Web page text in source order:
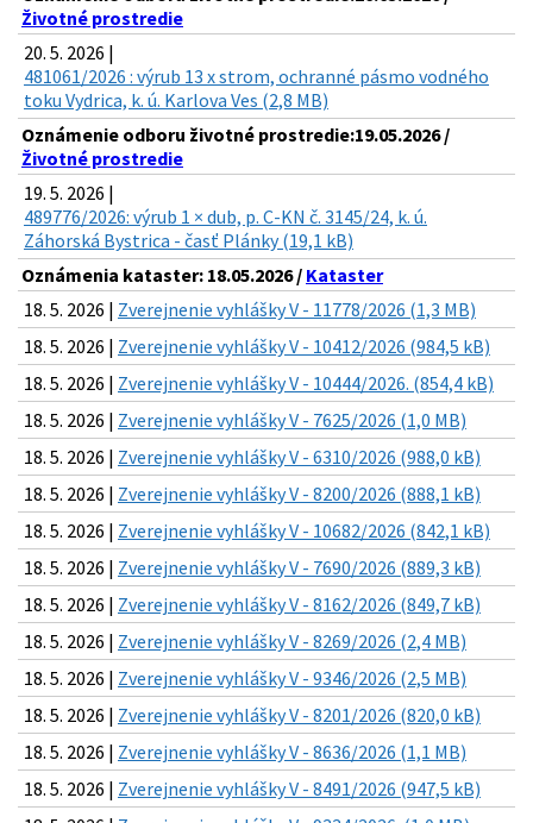
Životné prostredie
20. 5. 2026 |
481061/2026 : výrub 13 x strom, ochranné pásmo vodného
toku Vydrica, k. ú. Karlova Ves (2,8 MB)
Oznámenie odboru životné prostredie:19.05.2026 /
Životné prostredie
19. 5. 2026 |
489776/2026: výrub 1 × dub, p. C-KN č. 3145/24, k. ú.
Záhorská Bystrica - časť Plánky (19,1 kB)
Oznámenia kataster: 18.05.2026 / Kataster
18. 5. 2026 | Zverejnenie vyhlášky V - 11778/2026 (1,3 MB)
18. 5. 2026 | Zverejnenie vyhlášky V - 10412/2026 (984,5 kB)
18. 5. 2026 | Zverejnenie vyhlášky V - 10444/2026. (854,4 kB)
18. 5. 2026 | Zverejnenie vyhlášky V - 7625/2026 (1,0 MB)
18. 5. 2026 | Zverejnenie vyhlášky V - 6310/2026 (988,0 kB)
18. 5. 2026 | Zverejnenie vyhlášky V - 8200/2026 (888,1 kB)
18. 5. 2026 | Zverejnenie vyhlášky V - 10682/2026 (842,1 kB)
18. 5. 2026 | Zverejnenie vyhlášky V - 7690/2026 (889,3 kB)
18. 5. 2026 | Zverejnenie vyhlášky V - 8162/2026 (849,7 kB)
18. 5. 2026 | Zverejnenie vyhlášky V - 8269/2026 (2,4 MB)
18. 5. 2026 | Zverejnenie vyhlášky V - 9346/2026 (2,5 MB)
18. 5. 2026 | Zverejnenie vyhlášky V - 8201/2026 (820,0 kB)
18. 5. 2026 | Zverejnenie vyhlášky V - 8636/2026 (1,1 MB)
18. 5. 2026 | Zverejnenie vyhlášky V - 8491/2026 (947,5 kB)